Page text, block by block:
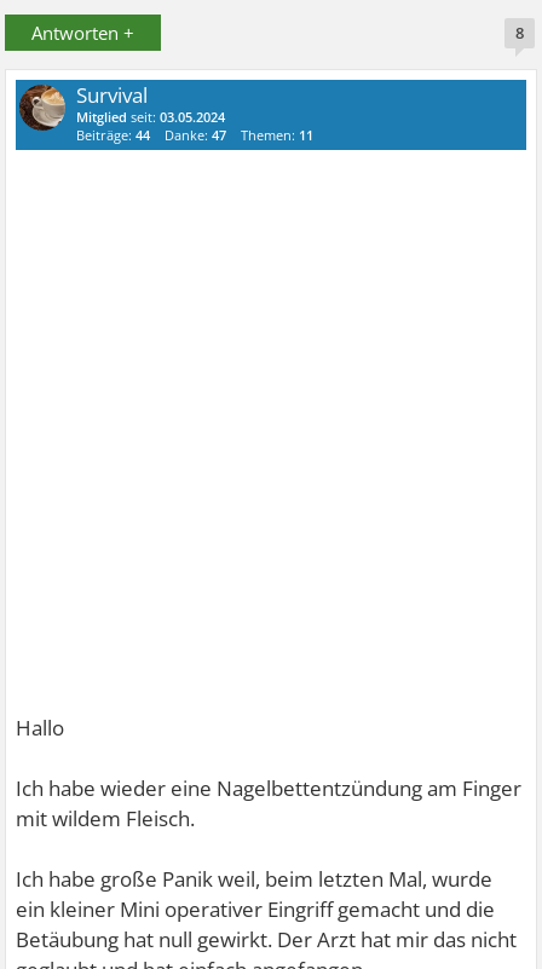
Antworten + 8
Survival
Mitglied seit:03.05.2024
Beiträge:44 Danke:47 Themen: 11
Hallo
Ich habe wieder eine Nagelbettentzündung am Finger
mit wildem Fleisch.
Ich habe große Panik weil, beim letzten Mal, wurde
ein kleiner Mini operativer Eingriff gemacht und die
Betäubung hat null gewirkt. Der Arzt hat mir das nicht